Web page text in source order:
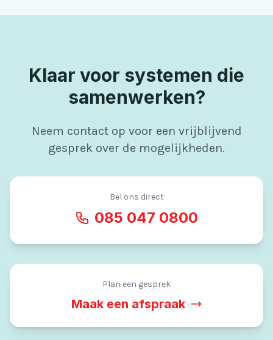
Klaar voor systemen die
samenwerken?
Neem contact op voor een vrijblijvend
gesprek over de mogelijkheden.
Bel ons direct
085 047 0800
Plan een gesprek
Maak een afspraak